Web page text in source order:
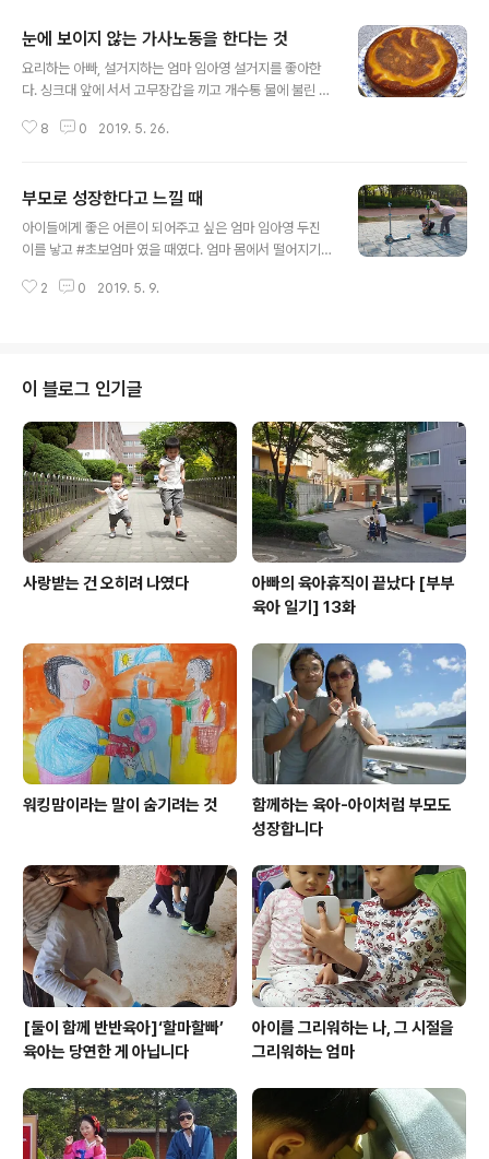
눈에 보이지 않는 가사노동을 한다는 것
요리하는 아빠, 설거지하는 엄마 임아영 설거지를 좋아한
다. 싱크대 앞에 서서 고무장갑을 끼고 개수통 물에 불린 그
그 다음에는 비누거품이 묻어있는 그릇을 물에 헹궈낼 때
안일 중 가장 좋아하는 일이다. ​ 이렇게 말하면 #가사노동
을 무척 즐기는 것처럼 보이겠지만 실상은 그렇지 않다. 우
리집에서 음식을 만드는 사람은 남편이고, 아이 밥을 주로
남편이다. 참을성을 요하는 일에 나는 치명적이다. 뭐든지
8 0 2019. 5. 26.
부모로 성장한다고 느낄 때
아이들에게 좋은 어른이 되어주고 싶은 엄마 임아영 두진
이를 낳고 #초보엄마 였을 때였다. 엄마 몸에서 떨어지기
상을 한 번씩 했다. 그 상상 뒤에는 늘 죄책감이 따라왔지
때면 “제발 혼자 좀 있자”고 소리치게 된다. ​ 어느 일요일,
아이들이 소파에 앉아 책을 읽는 내게 다가와 찰싹 달라붙
었다. “엄마, 나도 책 읽어줘요.” 첫째는 왼쪽 어깨에 기대
고 둘째는 등 뒤에 매달렸다. 24kg이 넘은 여덟살 첫째와
14kg이 넘은 만 35개월의 둘째가 내 몸에 달라붙으면 아
이들의 살이 ..
2 0 2019. 5. 9.
이 블로그 인기글
사랑받는 건 오히려 나였다
아빠의 육아휴직이 끝났다 [부부
육아 일기] 13화
워킹맘이라는 말이 숨기려는 것
함께하는 육아-아이처럼 부모도
성장합니다
[둘이 함께 반반육아]‘할마할빠’
육아는 당연한 게 아닙니다
아이를 그리워하는 나, 그 시절을
그리워하는 엄마